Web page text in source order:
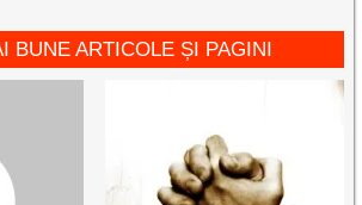
BUNE ARTICOLE ȘI PAGINI